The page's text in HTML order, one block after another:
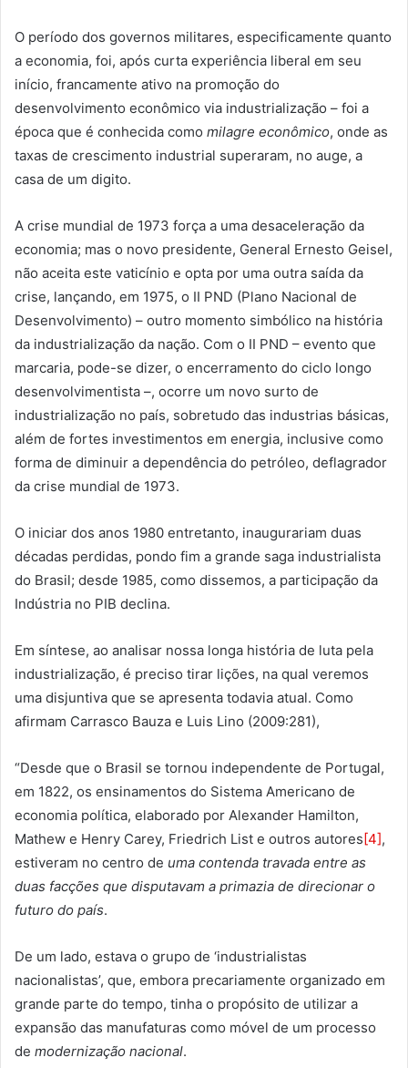
O período dos governos militares, especificamente quanto
a economia, foi, após curta experiência liberal em seu
início, francamente ativo na promoção do
desenvolvimento econômico via industrialização – foi a
época que é conhecida como milagre econômico, onde as
taxas de crescimento industrial superaram, no auge, a
casa de um digito.
A crise mundial de 1973 força a uma desaceleração da
economia; mas o novo presidente, General Ernesto Geisel,
não aceita este vaticínio e opta por uma outra saída da
crise, lançando, em 1975, o II PND (Plano Nacional de
Desenvolvimento) – outro momento simbólico na história
da industrialização da nação. Com o II PND – evento que
marcaria, pode-se dizer, o encerramento do ciclo longo
desenvolvimentista –, ocorre um novo surto de
industrialização no país, sobretudo das industrias básicas,
além de fortes investimentos em energia, inclusive como
forma de diminuir a dependência do petróleo, deflagrador
da crise mundial de 1973.
O iniciar dos anos 1980 entretanto, inaugurariam duas
décadas perdidas, pondo fim a grande saga industrialista
do Brasil; desde 1985, como dissemos, a participação da
Indústria no PIB declina.
Em síntese, ao analisar nossa longa história de luta pela
industrialização, é preciso tirar lições, na qual veremos
uma disjuntiva que se apresenta todavia atual. Como
afirmam Carrasco Bauza e Luis Lino (2009:281),
“Desde que o Brasil se tornou independente de Portugal,
em 1822, os ensinamentos do Sistema Americano de
economia política, elaborado por Alexander Hamilton,
Mathew e Henry Carey, Friedrich List e outros autores[4],
estiveram no centro de uma contenda travada entre as
duas facções que disputavam a primazia de direcionar o
futuro do país.
De um lado, estava o grupo de ‘industrialistas
nacionalistas’, que, embora precariamente organizado em
grande parte do tempo, tinha o propósito de utilizar a
expansão das manufaturas como móvel de um processo
de modernização nacional.